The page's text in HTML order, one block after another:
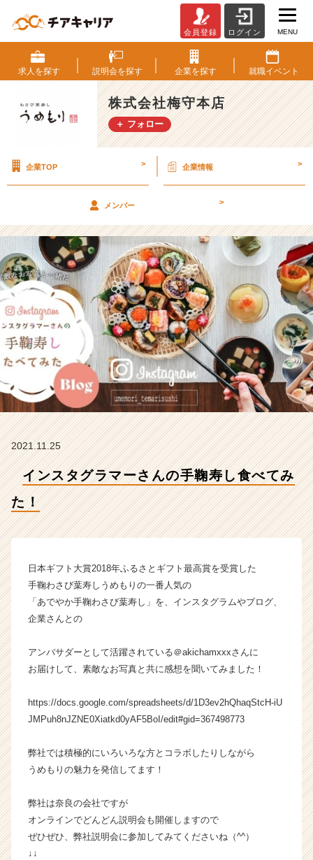
ン
ス
タ
グ
ラ
マ
の
寿
食
べ
て
み
た！
【株
式
会
社
梅
守
イ
ン】
ベ
ン
チ
ャ
長
企
ウ
ト
届
く
就
活
会員登録 ログイン MENU
求人を探す 説明会を探す 企業を探す 就職イベント
株式会社梅守本店
＋ フォロー
企業TOP > 企業情報 >
メンバー >
2021.11.25
インスタグラマーさんの手鞠寿し食べてみ
た！
日本ギフト大賞2018年ふるさとギフト最高賞を受賞した
手鞠わさび葉寿しうめもりの一番人気の
「あでやか手鞠わさび葉寿し」を、インスタグラムやブログ、
企業さんとの
アンバサダーとして活躍されている＠akichamxxxさんに
お届けして、素敵なお写真と共に感想を聞いてみました！
https://docs.google.com/spreadsheets/d/1D3ev2hQhaqStcH-iU
JMPuh8nJZNE0Xiatkd0yAF5BoI/edit#gid=367498773
弊社では積極的にいろいろな方とコラボしたりしながら
うめもりの魅力を発信してます！
弊社は奈良の会社ですが
オンラインでどんどん説明会も開催しますので
ぜひぜひ、弊社説明会に参加してみてくださいね（^^）
↓↓